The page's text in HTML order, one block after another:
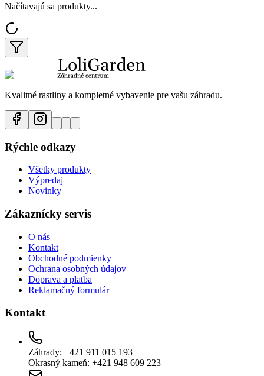
Načítavajú sa produkty...
Kvalitné rastliny a kompletné vybavenie pre vašu záhradu.
Rýchle odkazy
Všetky produkty
Výpredaj
Novinky
Zákaznícky servis
O nás
Kontakt
Obchodné podmienky
Ochrana osobných údajov
Doprava a platba
Reklamačný formulár
Kontakt
Záhrady: +421 911 015 193
Okrasný kameň: +421 948 609 223